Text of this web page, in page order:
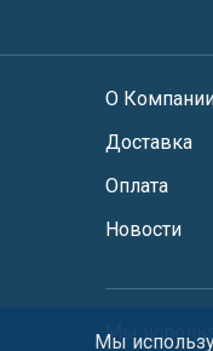
О
Доставка
Оплата
Новости
Мы
Мы